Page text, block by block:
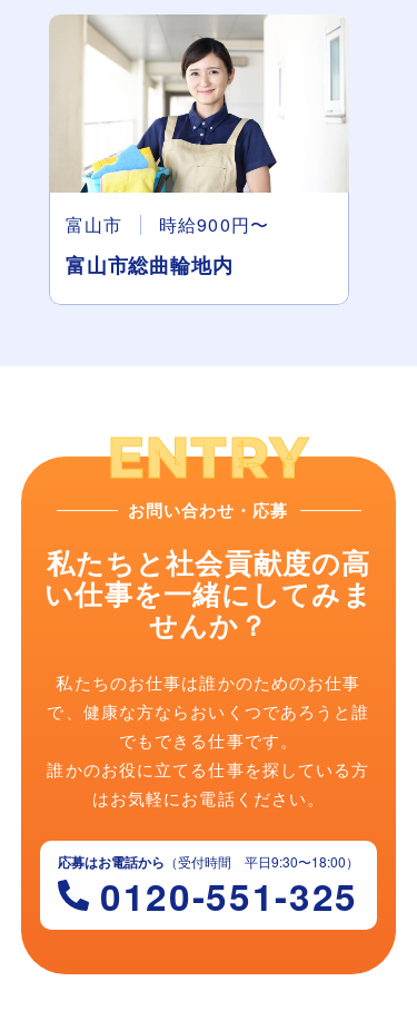
富山市 時給900円〜
富山市総曲輪地内
お問い合わせ・応募
私たちと社会貢献度の高
い仕事を一緒にしてみま
せんか？
私たちのお仕事は誰かのためのお仕事
で、健康な方ならおいくつであろうと誰
でもできる仕事です。
誰かのお役に立てる仕事を探している方
はお気軽にお電話ください。
応募はお電話から （受付時間 平日9:30〜18:00）
0120-551-325